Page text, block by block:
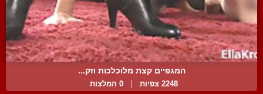
המגפיים קצת מלוכלכות וזק...
2248 צפיות | 0 המלצות